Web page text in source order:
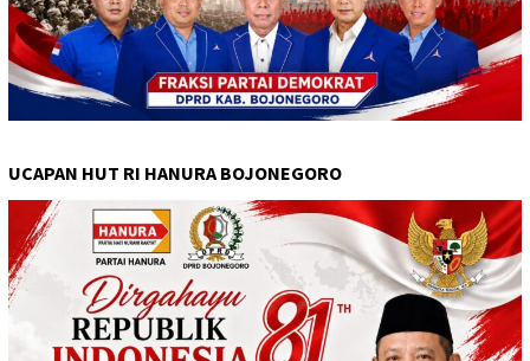
UCAPAN HUT RI HANURA BOJONEGORO